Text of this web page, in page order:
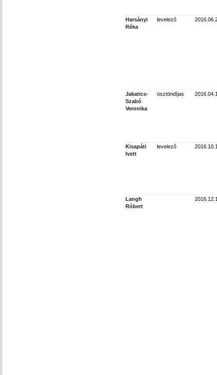
Harsányi
Réka
levelező
Jakatics-
Szabó
Veronika
ösztöndíjas
Kisapáti
Ivett
levelező
Langh
Róbert